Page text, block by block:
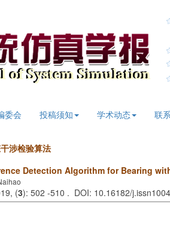
委会 投稿须知 学术动态 联
涉检验算法
Detection Algorithm for Bearing
(3): 502 -510 . DOI: 10.16182/